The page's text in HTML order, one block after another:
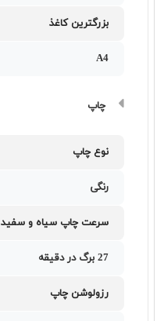
بزرگترین کاغذ
A4
چاپ
نوع چاپ
رنگی
سرعت چاپ سیاه و سفید
27 برگ در دقیقه
رزولوشن چاپ